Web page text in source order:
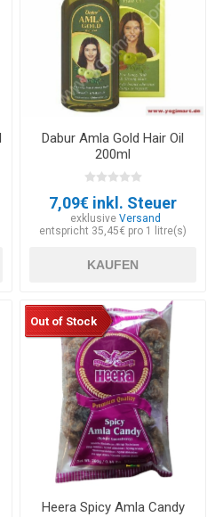
Dabur Amla Gold Hair Oil
200ml
7,09€ inkl. Steuer
exklusive Versand
entspricht 35,45€ pro 1 litre(s)
KAUFEN
Out of Stock
Heera Spicy Amla Candy